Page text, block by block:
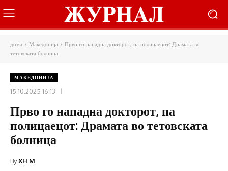
дома Македонија
Прво го нападна докторот, па полицаецот: Драмата во
тетовската болница
МАКЕДОНИЈА
15.10.2025 16:13
Прво го нападна докторот, па
полицаецот: Драмата во тетовската
болница
ByXH M